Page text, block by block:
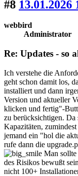
#8 13.01.2026
webbird
Administrator
Re: Updates - so
Ich verstehe die
geht schon damit los,
installiert und dann
Version und aktueller
klicken und fertig"-
zu berücksichtigen. Da
Kapazitäten,
jemand ein "hol die
rufe dann die
Man sollte
des Risikos bewußt
nicht 100+